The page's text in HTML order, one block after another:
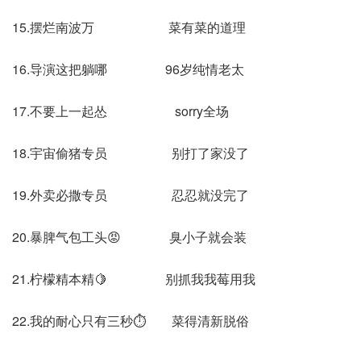
15.摆烂南波万 菜有菜的道理
16.导演这把躺哪 96岁纯情老太
17.不要上一起怂 sorry全场
18.宇宙偷猪专员 别打了家没了
19.外卖必撒专员 忍忍就没完了
20.暴脾气包工头😡 臭小子就会装
21.柠檬精本精🍋 别抓我我莓用我
22.我的耐心只有三秒⏱️ 菜得清新脱俗